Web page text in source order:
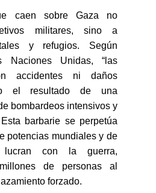
caen sobre Gaza no
militares, sino a
y refugios. Según
Naciones Unidas, “las
accidentes ni daños
el resultado de una
bombardeos intensivos y
barbarie se perpetúa
potencias mundiales y de
lucran con la guerra,
de personas al
forzado.